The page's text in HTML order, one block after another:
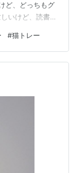
ど、どっちもグ
いけど、読書の
秒針 ギフト 新
包装無料 オシャ
キャット T's
: 4235 円楽天
#猫トレー